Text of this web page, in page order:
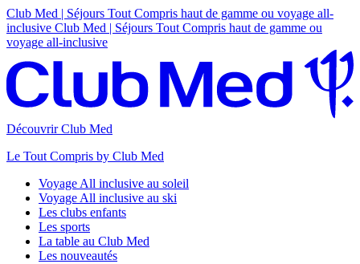
Club Med | Séjours Tout Compris haut de gamme ou voyage all-
inclusive Club Med | Séjours Tout Compris haut de gamme ou
voyage all-inclusive
Découvrir Club Med
Le Tout Compris by Club Med
Voyage All inclusive au soleil
Voyage All inclusive au ski
Les clubs enfants
Les sports
La table au Club Med
Les nouveautés